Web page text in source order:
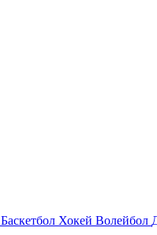
Баскетбол Хокей Волейбол